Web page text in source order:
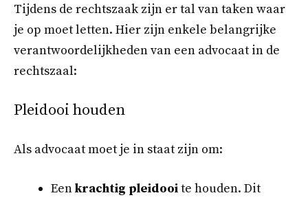
Tijdens de rechtszaak zijn er tal van taken waar
je op moet letten. Hier zijn enkele belangrijke
verantwoordelijkheden van een advocaat in de
rechtszaal:
Pleidooi houden
Als advocaat moet je in staat zijn om:
Eenkrachtig pleidooite houden. Dit